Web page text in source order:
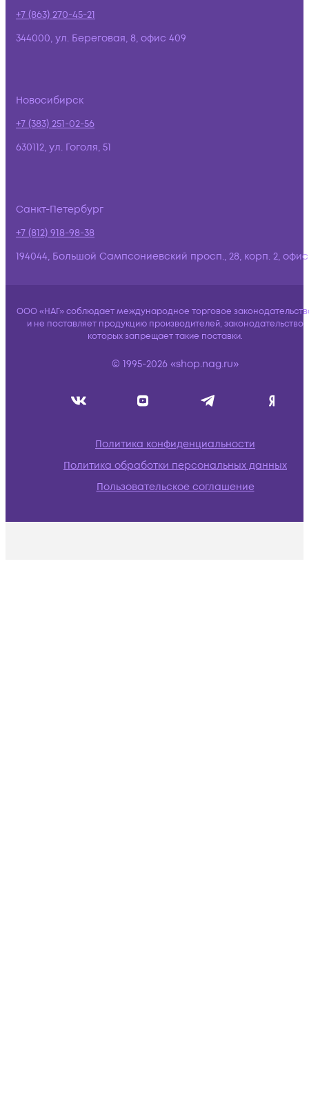
+7 (863) 270-45-21
344000, ул. Береговая, 8, офис 409
Новосибирск
+7 (383) 251-02-56
630112, ул. Гоголя, 51
Санкт-Петербург
+7 (812) 918-98-38
194044, Большой Сампсониевский просп., 28, корп. 2,
ООО «НАГ» соблюдает международное торговое
и не поставляет продукцию производителей, законодательство
которых запрещает такие поставки.
© 1995-2026 «shop.nag.ru»
Политика конфиденциальности
Политика обработки персональных данных
Пользовательское соглашение